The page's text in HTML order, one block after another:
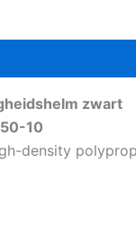
zwart
10
density